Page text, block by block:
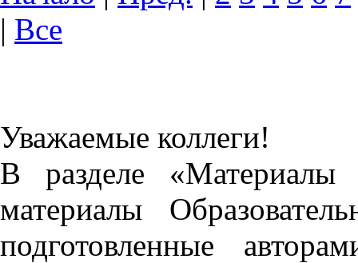
| Все
Уважаемые коллеги!
В разделе «Материалы
материалы
подготовленные